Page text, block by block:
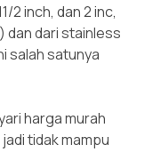
2 inch, dan 2 inc,
dan dari stainless
salah satunya
harga murah
tidak mampu